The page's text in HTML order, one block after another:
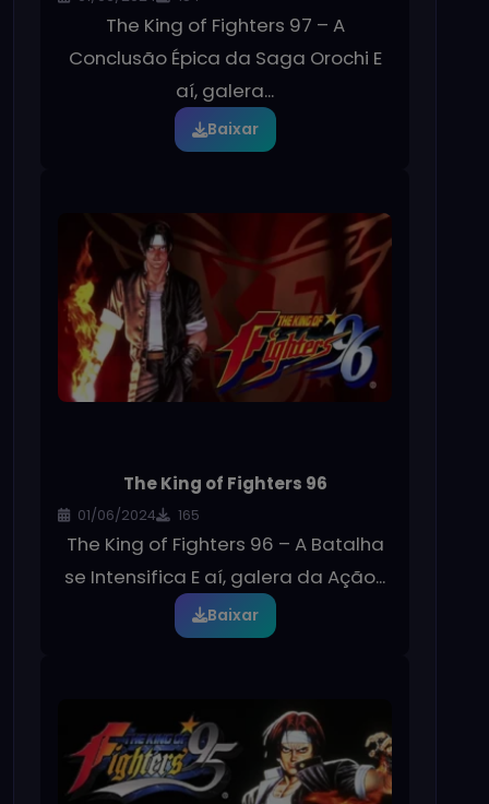
The King of Fighters 97 – A
Conclusão Épica da Saga Orochi E
aí, galera...
Baixar
The King of Fighters 96
01/06/2024 165
The King of Fighters 96 – A Batalha
se Intensifica E aí, galera da Ação...
Baixar